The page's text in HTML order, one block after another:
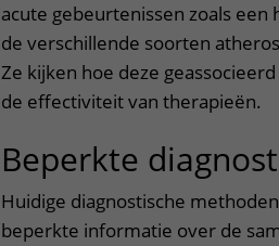
acute gebeurtenissen zoals
de verschillende soorten
Ze kijken hoe deze
de effectiviteit van therapieën.
Beperkte
Huidige diagnostische
beperkte informatie over de